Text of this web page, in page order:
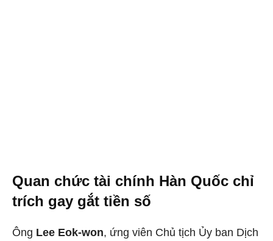
Quan chức tài chính Hàn Quốc chỉ
trích gay gắt tiền số
Ông Lee Eok-won, ứng viên Chủ tịch Ủy ban Dịch